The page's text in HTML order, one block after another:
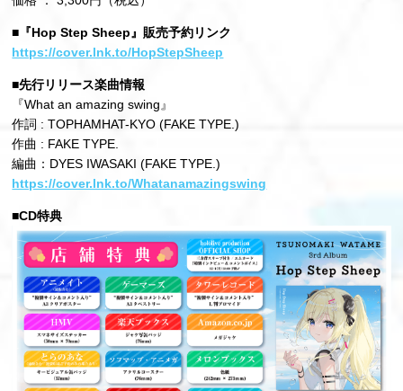
■『Hop Step Sheep』販売予約リンク
https://cover.lnk.to/HopStepSheep
■先行リリース楽曲情報
『What an amazing swing』
作詞 : TOPHAMHAT-KYO (FAKE TYPE.)
作曲 : FAKE TYPE.
編曲：DYES IWASAKI (FAKE TYPE.)
https://cover.lnk.to/Whatanamazingswing
■CD特典